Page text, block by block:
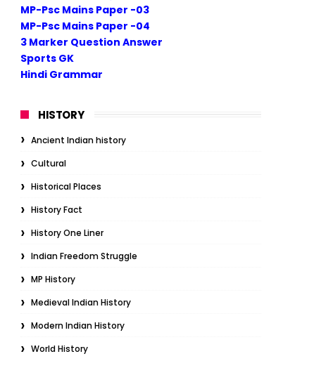
MP-Psc Mains Paper -03
MP-Psc Mains Paper -04
3 Marker Question Answer
Sports GK
Hindi Grammar
HISTORY
Ancient Indian history
Cultural
Historical Places
History Fact
History One Liner
Indian Freedom Struggle
MP History
Medieval Indian History
Modern Indian History
World History